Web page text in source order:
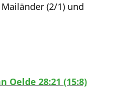
(2/1) und
Oelde 28:21 (15:8)